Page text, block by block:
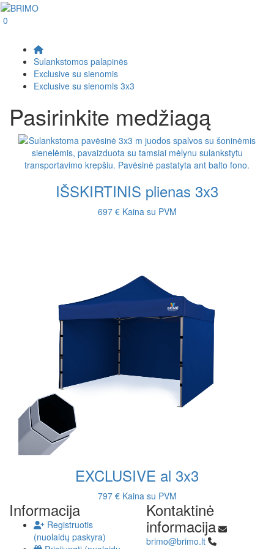
0
Sulankstomos palapinės
Exclusive su sienomis
Exclusive su sienomis 3x3
Pasirinkite medžiagą
IŠSKIRTINIS plienas 3x3
697 € Kaina su PVM
EXCLUSIVE al 3x3
797 € Kaina su PVM
Informacija
Registruotis
(nuolaidų paskyra)
Kontaktinė
informacija
brimo@brimo.lt